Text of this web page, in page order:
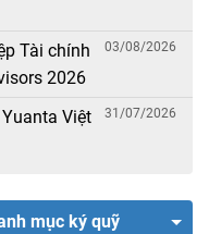
Tài chính
2026
03/08/2026
Việt
31/07/2026
mục ký quỹ